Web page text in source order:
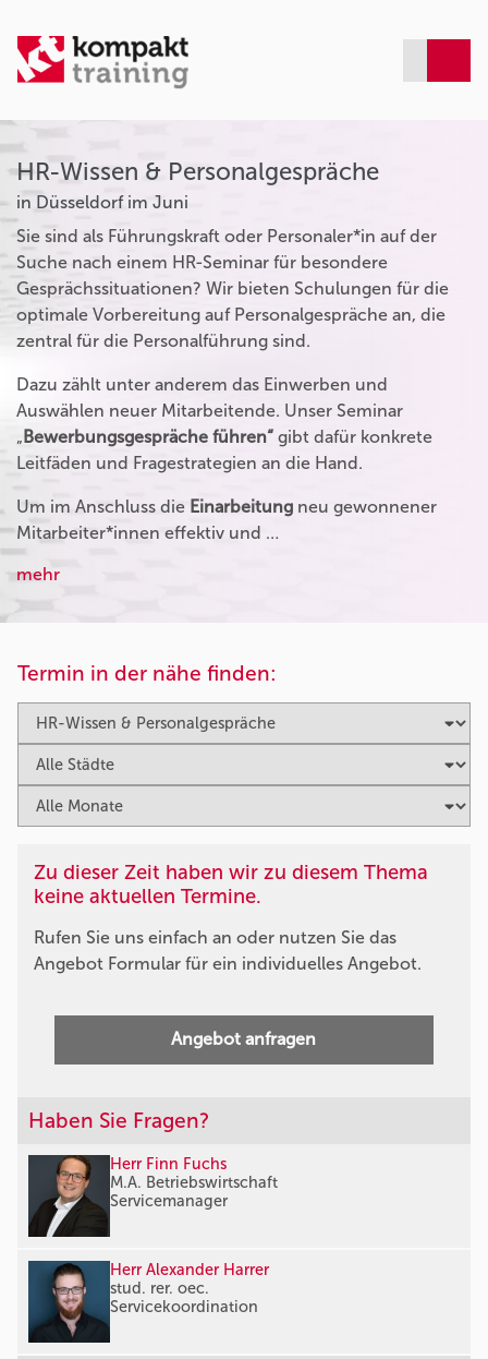
HR-Wissen & Personalgespräche
in Düsseldorf im Juni
Sie sind als Führungskraft oder Personaler*in auf der
Suche nach einem HR-Seminar für besondere
Gesprächssituationen? Wir bieten Schulungen für die
optimale Vorbereitung auf Personalgespräche an, die
zentral für die Personalführung sind.
Dazu zählt unter anderem das Einwerben und
Auswählen neuer Mitarbeitende. Unser Seminar
„Bewerbungsgespräche führen“ gibt dafür konkrete
Leitfäden und Fragestrategien an die Hand.
Um im Anschluss die Einarbeitung neu gewonnener
Mitarbeiter*innen effektiv und …
mehr
Termin in der nähe finden:
Zu dieser Zeit haben wir zu diesem Thema
keine aktuellen Termine.
Rufen Sie uns einfach an oder nutzen Sie das
Angebot Formular für ein individuelles Angebot.
Angebot anfragen
Haben Sie Fragen?
Herr Finn Fuchs
M.A. Betriebswirtschaft
Servicemanager
Herr Alexander Harrer
stud. rer. oec.
Servicekoordination